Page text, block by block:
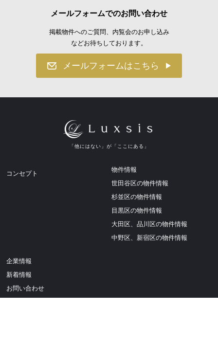
メールフォームでのお問い合わせ
掲載物件へのご質問、内覧会のお申し込み
などお待ちしております。
メールフォームはこちら
「他にはない」が「ここにある」
コンセプト
物件情報
世田谷区の物件情報
杉並区の物件情報
目黒区の物件情報
大田区、品川区の物件情報
中野区、新宿区の物件情報
企業情報
新着情報
お問い合わせ